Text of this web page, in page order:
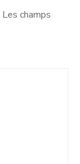
Les champs